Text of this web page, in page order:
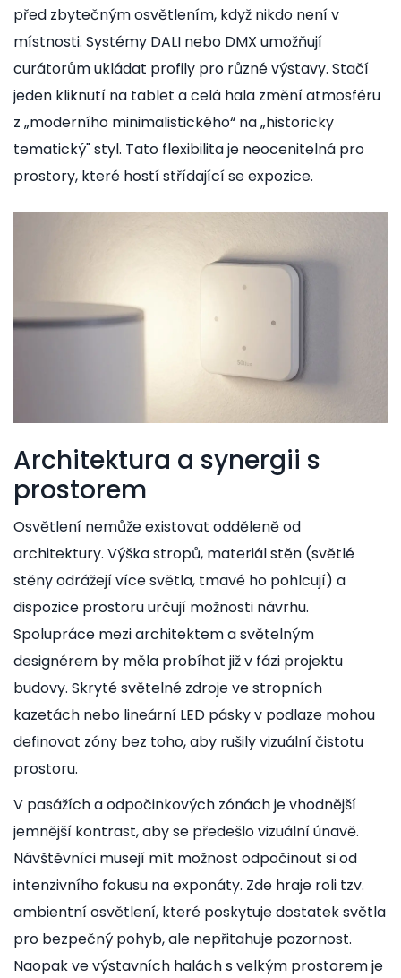
před zbytečným osvětlením, když nikdo není v
místnosti. Systémy DALI nebo DMX umožňují
curátorům ukládat profily pro různé výstavy. Stačí
jeden kliknutí na tablet a celá hala změní atmosféru
z „moderního minimalistického“ na „historicky
tematický" styl. Tato flexibilita je neocenitelná pro
prostory, které hostí střídající se expozice.
Architektura a synergii s
prostorem
Osvětlení nemůže existovat odděleně od
architektury. Výška stropů, materiál stěn (světlé
stěny odrážejí více světla, tmavé ho pohlcují) a
dispozice prostoru určují možnosti návrhu.
Spolupráce mezi architektem a světelným
designérem by měla probíhat již v fázi projektu
budovy. Skryté světelné zdroje ve stropních
kazetách nebo lineární LED pásky v podlaze mohou
definovat zóny bez toho, aby rušily vizuální čistotu
prostoru.
V pasážích a odpočinkových zónách je vhodnější
jemnější kontrast, aby se předešlo vizuální únavě.
Návštěvníci musejí mít možnost odpočinout si od
intenzivního fokusu na exponáty. Zde hraje roli tzv.
ambientní osvětlení, které poskytuje dostatek světla
pro bezpečný pohyb, ale nepřitahuje pozornost.
Naopak ve výstavních halách s velkým prostorem je